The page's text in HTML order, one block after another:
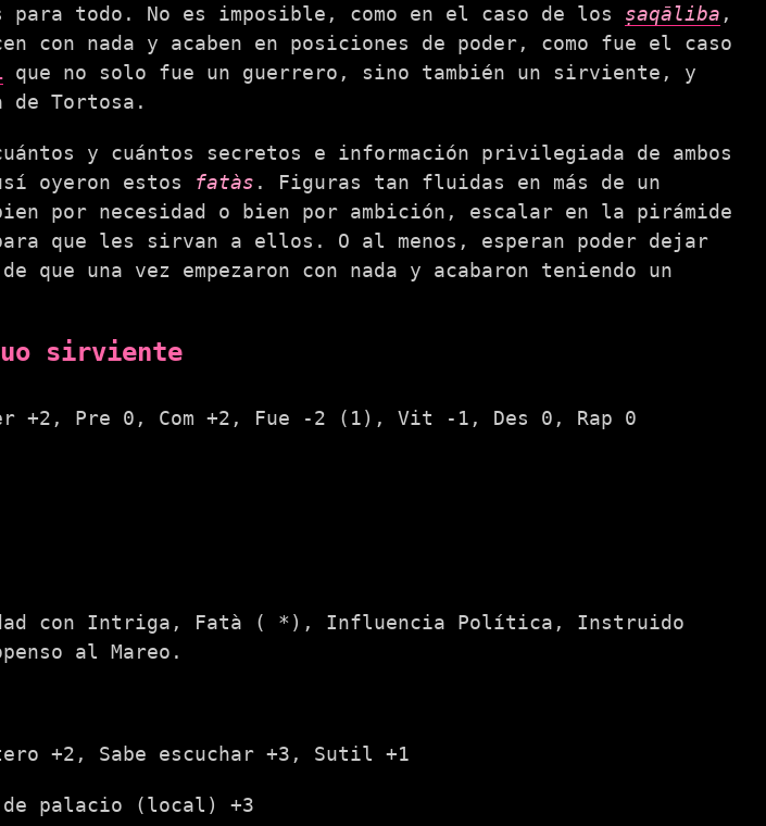
para todo. No es imposible, como en el caso de los ṣaqāliba ,
con nada y acaben en posiciones de poder, como fue el caso
que no solo fue un guerrero, sino también un sirviente, y
de Tortosa.
y cuántos secretos e información privilegiada de ambos
oyeron estos fatàs . Figuras tan fluidas en más de un
por necesidad o bien por ambición, escalar en la pirámide
que les sirvan a ellos. O al menos, esperan poder dejar
que una vez empezaron con nada y acabaron teniendo un
sirviente
+2, Pre 0, Com +2, Fue -2 (1), Vit -1, Des 0, Rap 0
con Intriga, Fatà ( *), Influencia Política, Instruido
al Mareo.
+2, Sabe escuchar +3, Sutil +1
de palacio (local) +3